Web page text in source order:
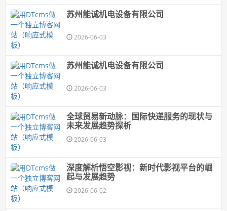
苏州能诚机电设备有限公司
2026-06-03
苏州能诚机电设备有限公司
2026-06-03
全球贸易新动脉：国际快递服务的现状与
未来发展趋势探析
2026-06-03
深度解析悟空影视：新时代影视平台的崛
起与发展趋势
2026-06-02